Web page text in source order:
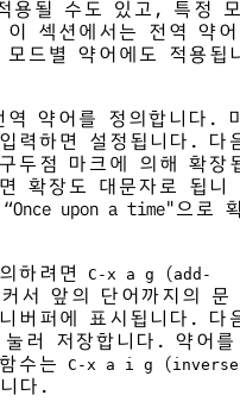
용될 수도 있고, 특정
섹션에서는 전역 약어
드별 약어에도 적용됩
역 약어를 정의합니다.
력하면 설정됩니다. 다
두점 마크에 의해 확장
확장도 대문자로 됩니
upon a time"으로
하려면
C-x a g (add-
서 앞의 단어까지의 문
버퍼에 표시됩니다. 다
러 저장합니다. 약어를
수는
C-x a i g (
다.